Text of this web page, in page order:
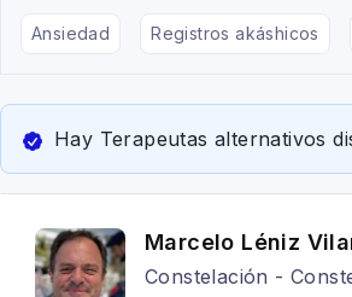
Ansiedad Registros akáshicos
Hay Terapeutas alternativos
Marcelo Léniz
Constelación -